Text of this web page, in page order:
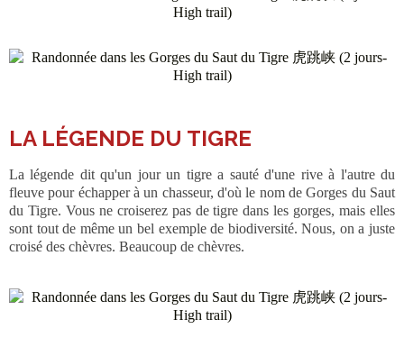
LA LÉGENDE DU TIGRE
La légende dit qu'un jour un tigre a sauté d'une rive à l'autre du
fleuve pour échapper à un chasseur, d'où le nom de Gorges du Saut
du Tigre. Vous ne croiserez pas de tigre dans les gorges, mais elles
sont tout de même un bel exemple de biodiversité. Nous, on a juste
croisé des chèvres. Beaucoup de chèvres.